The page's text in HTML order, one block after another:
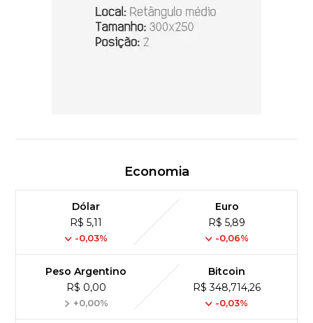
Economia
Dólar
R$ 5,11
-0,03%
Euro
R$ 5,89
-0,06%
Peso Argentino
R$ 0,00
+0,00%
Bitcoin
R$ 348,714,26
-0,03%